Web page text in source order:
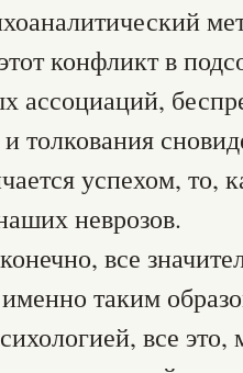
конфликт в
ассоциаций,
толкования
успехом, то,
неврозов.
все
таким
все это,